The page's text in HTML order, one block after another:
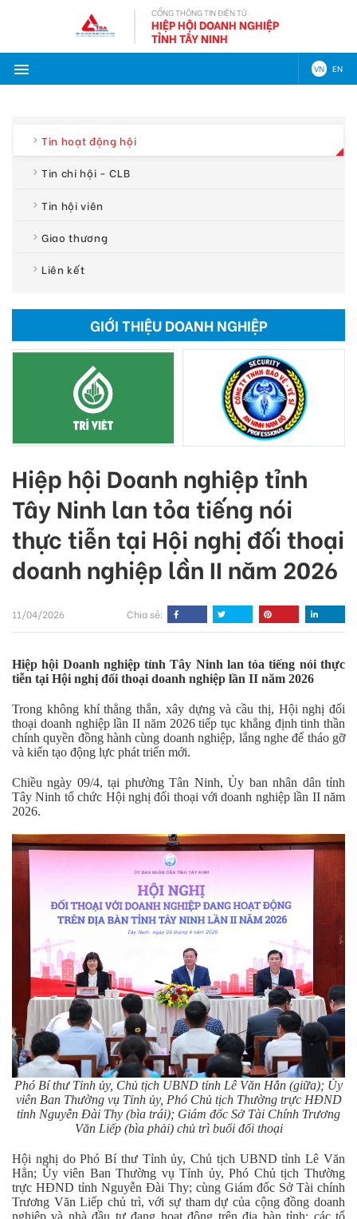
CỔNG THÔNG TIN ĐIỆN TỬ
HIỆP HỘI DOANH NGHIỆP
TỈNH TÂY NINH
VN EN
Tin hoạt động hội
Tin chi hội - CLB
Tin hội viên
Giao thương
Liên kết
GIỚI THIỆU DOANH NGHIỆP
Hiệp hội Doanh nghiệp tỉnh
Tây Ninh lan tỏa tiếng nói
thực tiễn tại Hội nghị đối thoại
doanh nghiệp lần II năm 2026
11/04/2026 Chia sẻ:
Hiệp hội Doanh nghiệp tỉnh Tây Ninh lan tỏa tiếng nói thực
tiễn tại Hội nghị đối thoại doanh nghiệp lần II năm 2026
Trong không khí thẳng thắn, xây dựng và cầu thị, Hội nghị đối
thoại doanh nghiệp lần II năm 2026 tiếp tục khẳng định tinh thần
chính quyền đồng hành cùng doanh nghiệp, lắng nghe để tháo gỡ
và kiến tạo động lực phát triển mới.
Chiều ngày 09/4, tại phường Tân Ninh, Ủy ban nhân dân tỉnh
Tây Ninh tổ chức Hội nghị đối thoại với doanh nghiệp lần II năm
2026.
Phó Bí thư Tỉnh ủy, Chủ tịch UBND tỉnh Lê Văn Hẳn (giữa); Ủy
viên Ban Thường vụ Tỉnh ủy, Phó Chủ tịch Thường trực HĐND
tỉnh Nguyễn Đài Thy (bìa trái); Giám đốc Sở Tài Chính Trương
Văn Liếp (bìa phải) chủ trì buổi đối thoại
Hội nghị do Phó Bí thư Tỉnh ủy, Chủ tịch UBND tỉnh Lê Văn
Hẳn; Ủy viên Ban Thường vụ Tỉnh ủy, Phó Chủ tịch Thường
trực HĐND tỉnh Nguyễn Đài Thy; cùng Giám đốc Sở Tài chính
Trương Văn Liếp chủ trì, với sự tham dự của cộng đồng doanh
nghiệp và nhà đầu tư đang hoạt động trên địa bàn tỉnh; các tổ